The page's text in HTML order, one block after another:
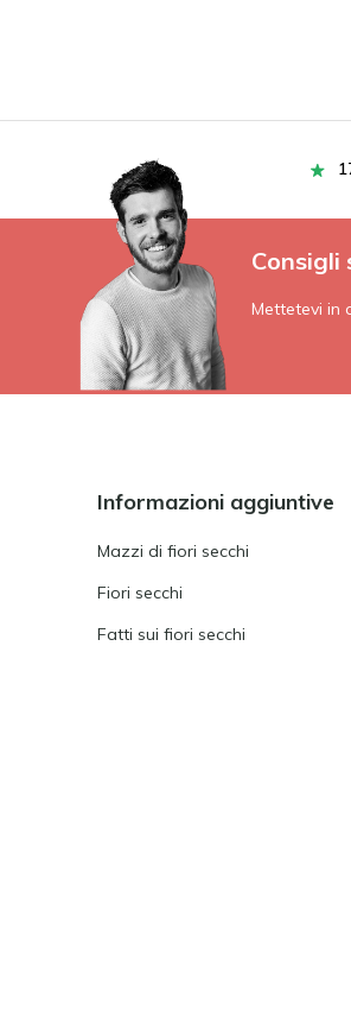
Consigli
Mettetevi in
Informazioni aggiuntive
Mazzi di fiori secchi
Fiori secchi
Fatti sui fiori secchi